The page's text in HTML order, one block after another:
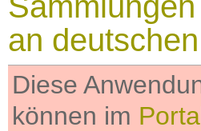
an
Diese
können im